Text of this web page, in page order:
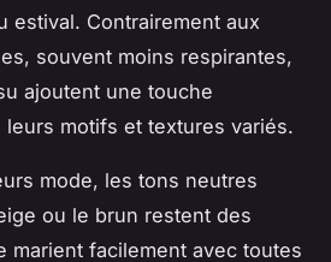
estival. Contrairement aux
souvent moins respirantes,
ajoutent une touche
motifs et textures variés.
mode, les tons neutres
ou le brun restent des
marient facilement avec toutes